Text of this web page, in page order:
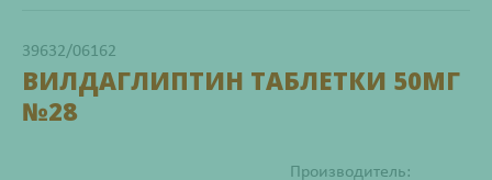
39632/06162
ВИЛДАГЛИПТИН ТАБЛЕТКИ 50МГ
№28
Производитель: